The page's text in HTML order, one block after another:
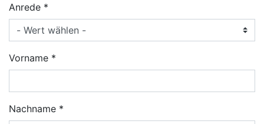
Anrede
Vorname
Nachname